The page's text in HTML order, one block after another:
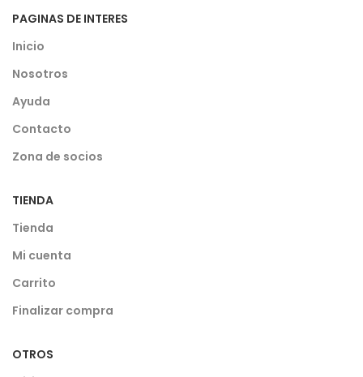
PAGINAS DE INTERES
Inicio
Nosotros
Ayuda
Contacto
Zona de socios
TIENDA
Tienda
Mi cuenta
Carrito
Finalizar compra
OTROS